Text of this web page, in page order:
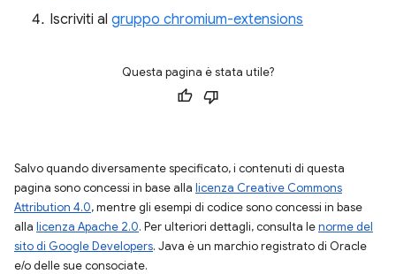
Iscriviti al gruppo chromium-extensions
Questa pagina è stata utile?
Salvo quando diversamente specificato, i contenuti di questa
pagina sono concessi in base alla licenza Creative Commons
Attribution 4.0, mentre gli esempi di codice sono concessi in base
alla licenza Apache 2.0. Per ulteriori dettagli, consulta lenorme del
sito di Google Developers. Java è un marchio registrato di Oracle
e/o delle sue consociate.